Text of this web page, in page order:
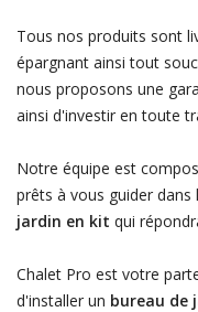
Tous nos produits sont
épargnant ainsi tout
nous proposons une
ainsi d'investir en toute
Notre équipe est
prêts à vous guider
jardin en kit qui
Chalet Pro est votre
d'installer un bureau de